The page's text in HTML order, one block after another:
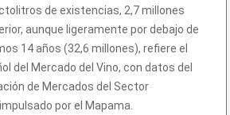
de existencias, 2,7 millones
aunque ligeramente por debajo de
14 años (32,6 millones), refiere el
del Mercado del Vino, con datos del
de Mercados del Sector
por el Mapama.